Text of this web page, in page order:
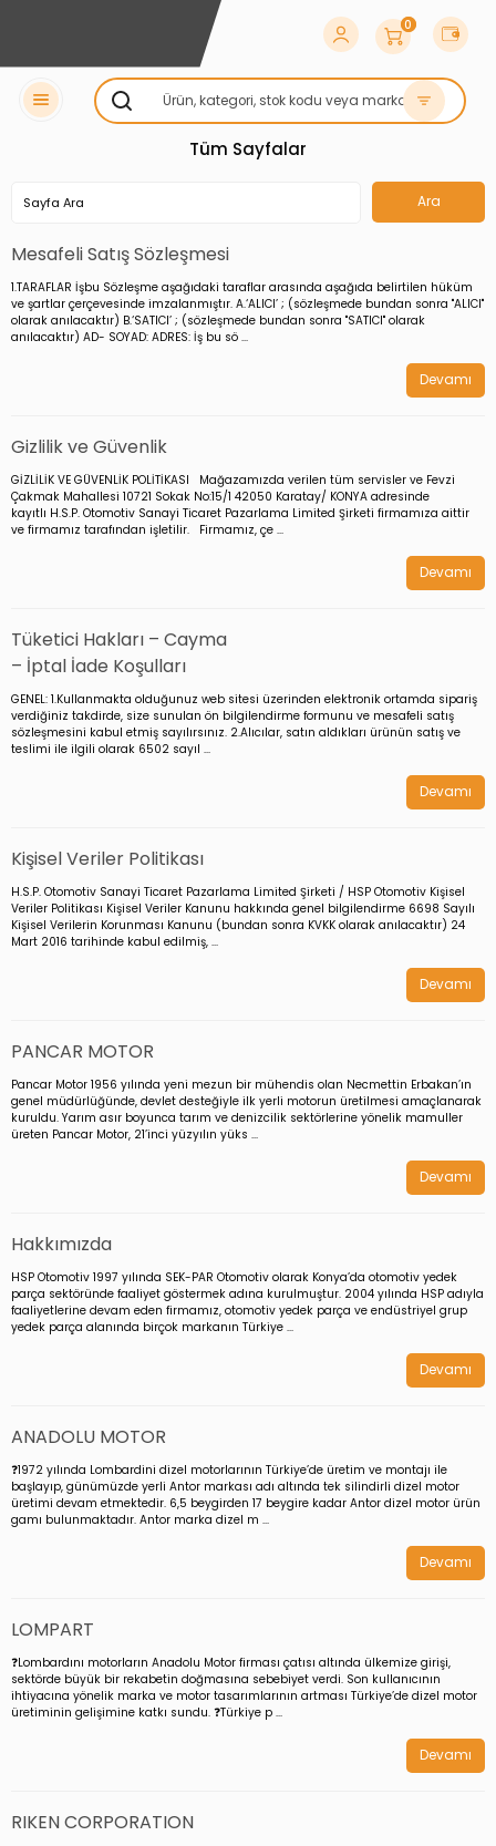
0
Tüm Sayfalar
Mesafeli Satış Sözleşmesi
1.TARAFLAR İşbu Sözleşme aşağıdaki taraflar arasında aşağıda belirtilen hüküm
ve şartlar çerçevesinde imzalanmıştır. A.‘ALICI’ ; (sözleşmede bundan sonra "ALICI"
olarak anılacaktır) B.‘SATICI’ ; (sözleşmede bundan sonra "SATICI" olarak
anılacaktır) AD- SOYAD: ADRES: İş bu sö ...
Devamı
Gizlilik ve Güvenlik
GİZLİLİK VE GÜVENLİK POLİTİKASI Mağazamızda verilen tüm servisler ve Fevzi
Çakmak Mahallesi 10721 Sokak No:15/1 42050 Karatay/ KONYA adresinde
kayıtlı H.S.P. Otomotiv Sanayi Ticaret Pazarlama Limited Şirketi firmamıza aittir
ve firmamız tarafından işletilir. Firmamız, çe ...
Devamı
Tüketici Hakları – Cayma
– İptal İade Koşulları
GENEL: 1.Kullanmakta olduğunuz web sitesi üzerinden elektronik ortamda sipariş
verdiğiniz takdirde, size sunulan ön bilgilendirme formunu ve mesafeli satış
sözleşmesini kabul etmiş sayılırsınız. 2.Alıcılar, satın aldıkları ürünün satış ve
teslimi ile ilgili olarak 6502 sayıl ...
Devamı
Kişisel Veriler Politikası
H.S.P. Otomotiv Sanayi Ticaret Pazarlama Limited Şirketi / HSP Otomotiv Kişisel
Veriler Politikası Kişisel Veriler Kanunu hakkında genel bilgilendirme 6698 Sayılı
Kişisel Verilerin Korunması Kanunu (bundan sonra KVKK olarak anılacaktır) 24
Mart 2016 tarihinde kabul edilmiş, ...
Devamı
PANCAR MOTOR
Pancar Motor 1956 yılında yeni mezun bir mühendis olan Necmettin Erbakan’ın
genel müdürlüğünde, devlet desteğiyle ilk yerli motorun üretilmesi amaçlanarak
kuruldu. Yarım asır boyunca tarım ve denizcilik sektörlerine yönelik mamuller
üreten Pancar Motor, 21’inci yüzyılın yüks ...
Devamı
Hakkımızda
HSP Otomotiv 1997 yılında SEK-PAR Otomotiv olarak Konya’da otomotiv yedek
parça sektöründe faaliyet göstermek adına kurulmuştur. 2004 yılında HSP adıyla
faaliyetlerine devam eden firmamız, otomotiv yedek parça ve endüstriyel grup
yedek parça alanında birçok markanın Türkiye ...
Devamı
ANADOLU MOTOR
❓1972 yılında Lombardini dizel motorlarının Türkiye’de üretim ve montajı ile
başlayıp, günümüzde yerli Antor markası adı altında tek silindirli dizel motor
üretimi devam etmektedir. 6,5 beygirden 17 beygire kadar Antor dizel motor ürün
gamı bulunmaktadır. Antor marka dizel m ...
Devamı
LOMPART
❓Lombardını motorların Anadolu Motor firması çatısı altında ülkemize girişi,
sektörde büyük bir rekabetin doğmasına sebebiyet verdi. Son kullanıcının
ihtiyacına yönelik marka ve motor tasarımlarının artması Türkiye’de dizel motor
üretiminin gelişimine katkı sundu. ❓Türkiye p ...
Devamı
RIKEN CORPORATION